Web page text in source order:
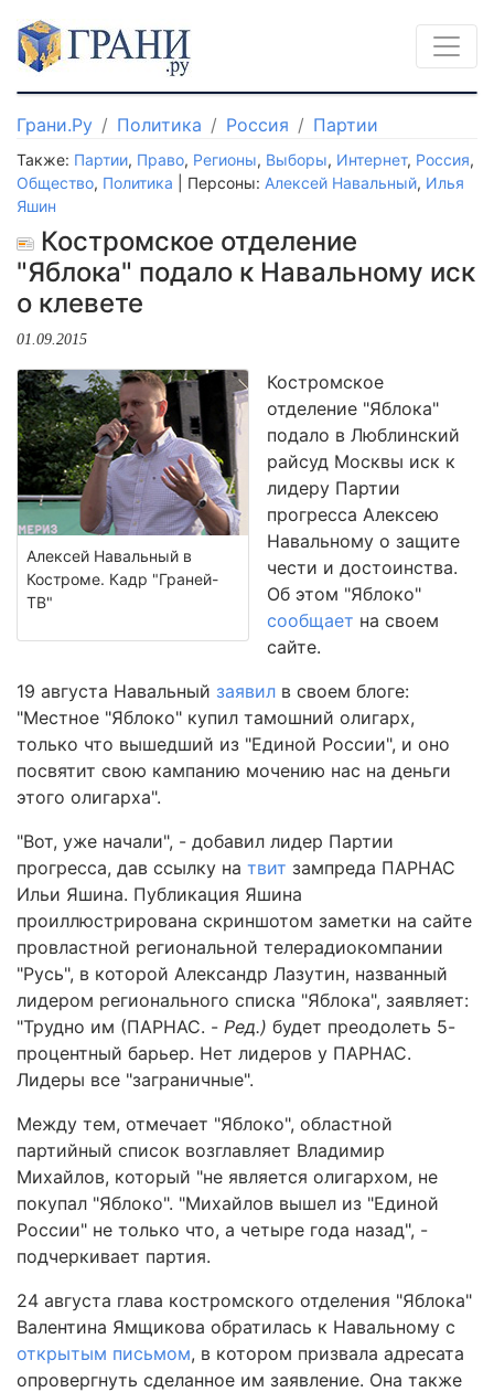
Грани.Ру Политика Россия Партии
Также: Партии, Право, Регионы, Выборы, Интернет, Россия,
Общество, Политика | Персоны: Алексей Навальный, Илья
Яшин
Костромское отделение
"Яблока" подало к Навальному иск
о клевете
01.09.2015
Алексей Навальный в
Костроме. Кадр "Граней-
ТВ"
Костромское
отделение "Яблока"
подало в Люблинский
райсуд Москвы иск к
лидеру Партии
прогресса Алексею
Навальному о защите
чести и достоинства.
Об этом "Яблоко"
сообщает на своем
сайте.
19 августа Навальный заявил в своем блоге:
"Местное "Яблоко" купил тамошний олигарх,
только что вышедший из "Единой России", и оно
посвятит свою кампанию мочению нас на деньги
этого олигарха".
"Вот, уже начали", - добавил лидер Партии
прогресса, дав ссылку на твит зампреда ПАРНАС
Ильи Яшина. Публикация Яшина
проиллюстрирована скриншотом заметки на сайте
провластной региональной телерадиокомпании
"Русь", в которой Александр Лазутин, названный
лидером регионального списка "Яблока", заявляет:
"Трудно им (ПАРНАС. - Ред.) будет преодолеть 5-
процентный барьер. Нет лидеров у ПАРНАС.
Лидеры все "заграничные".
Между тем, отмечает "Яблоко", областной
партийный список возглавляет Владимир
Михайлов, который "не является олигархом, не
покупал "Яблоко". "Михайлов вышел из "Единой
России" не только что, а четыре года назад", -
подчеркивает партия.
24 августа глава костромского отделения "Яблока"
Валентина Ямщикова обратилась к Навальному с
открытым письмом, в котором призвала адресата
опровергнуть сделанное им заявление. Она также